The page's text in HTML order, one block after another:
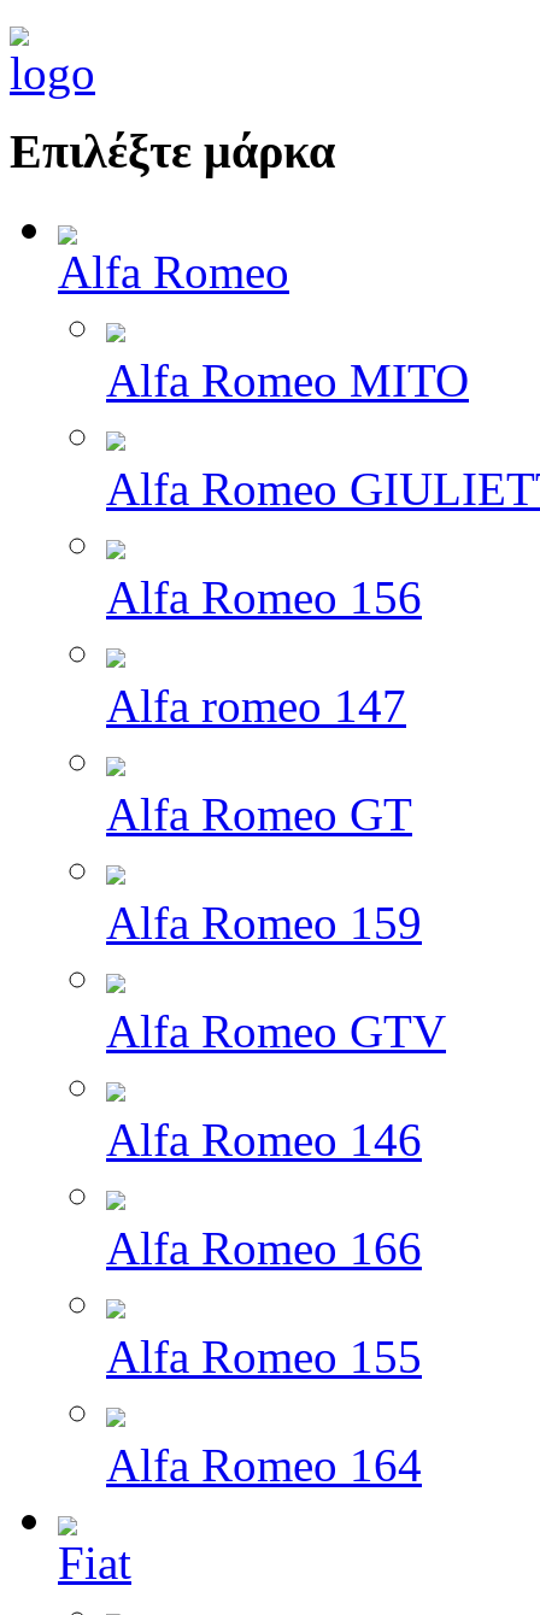
Επιλέξτε μάρκα
Alfa Romeo
Alfa Romeo MITO
Alfa Romeo
Alfa Romeo 156
Alfa romeo 147
Alfa Romeo GT
Alfa Romeo 159
Alfa Romeo GTV
Alfa Romeo 146
Alfa Romeo 166
Alfa Romeo 155
Alfa Romeo 164
Fiat